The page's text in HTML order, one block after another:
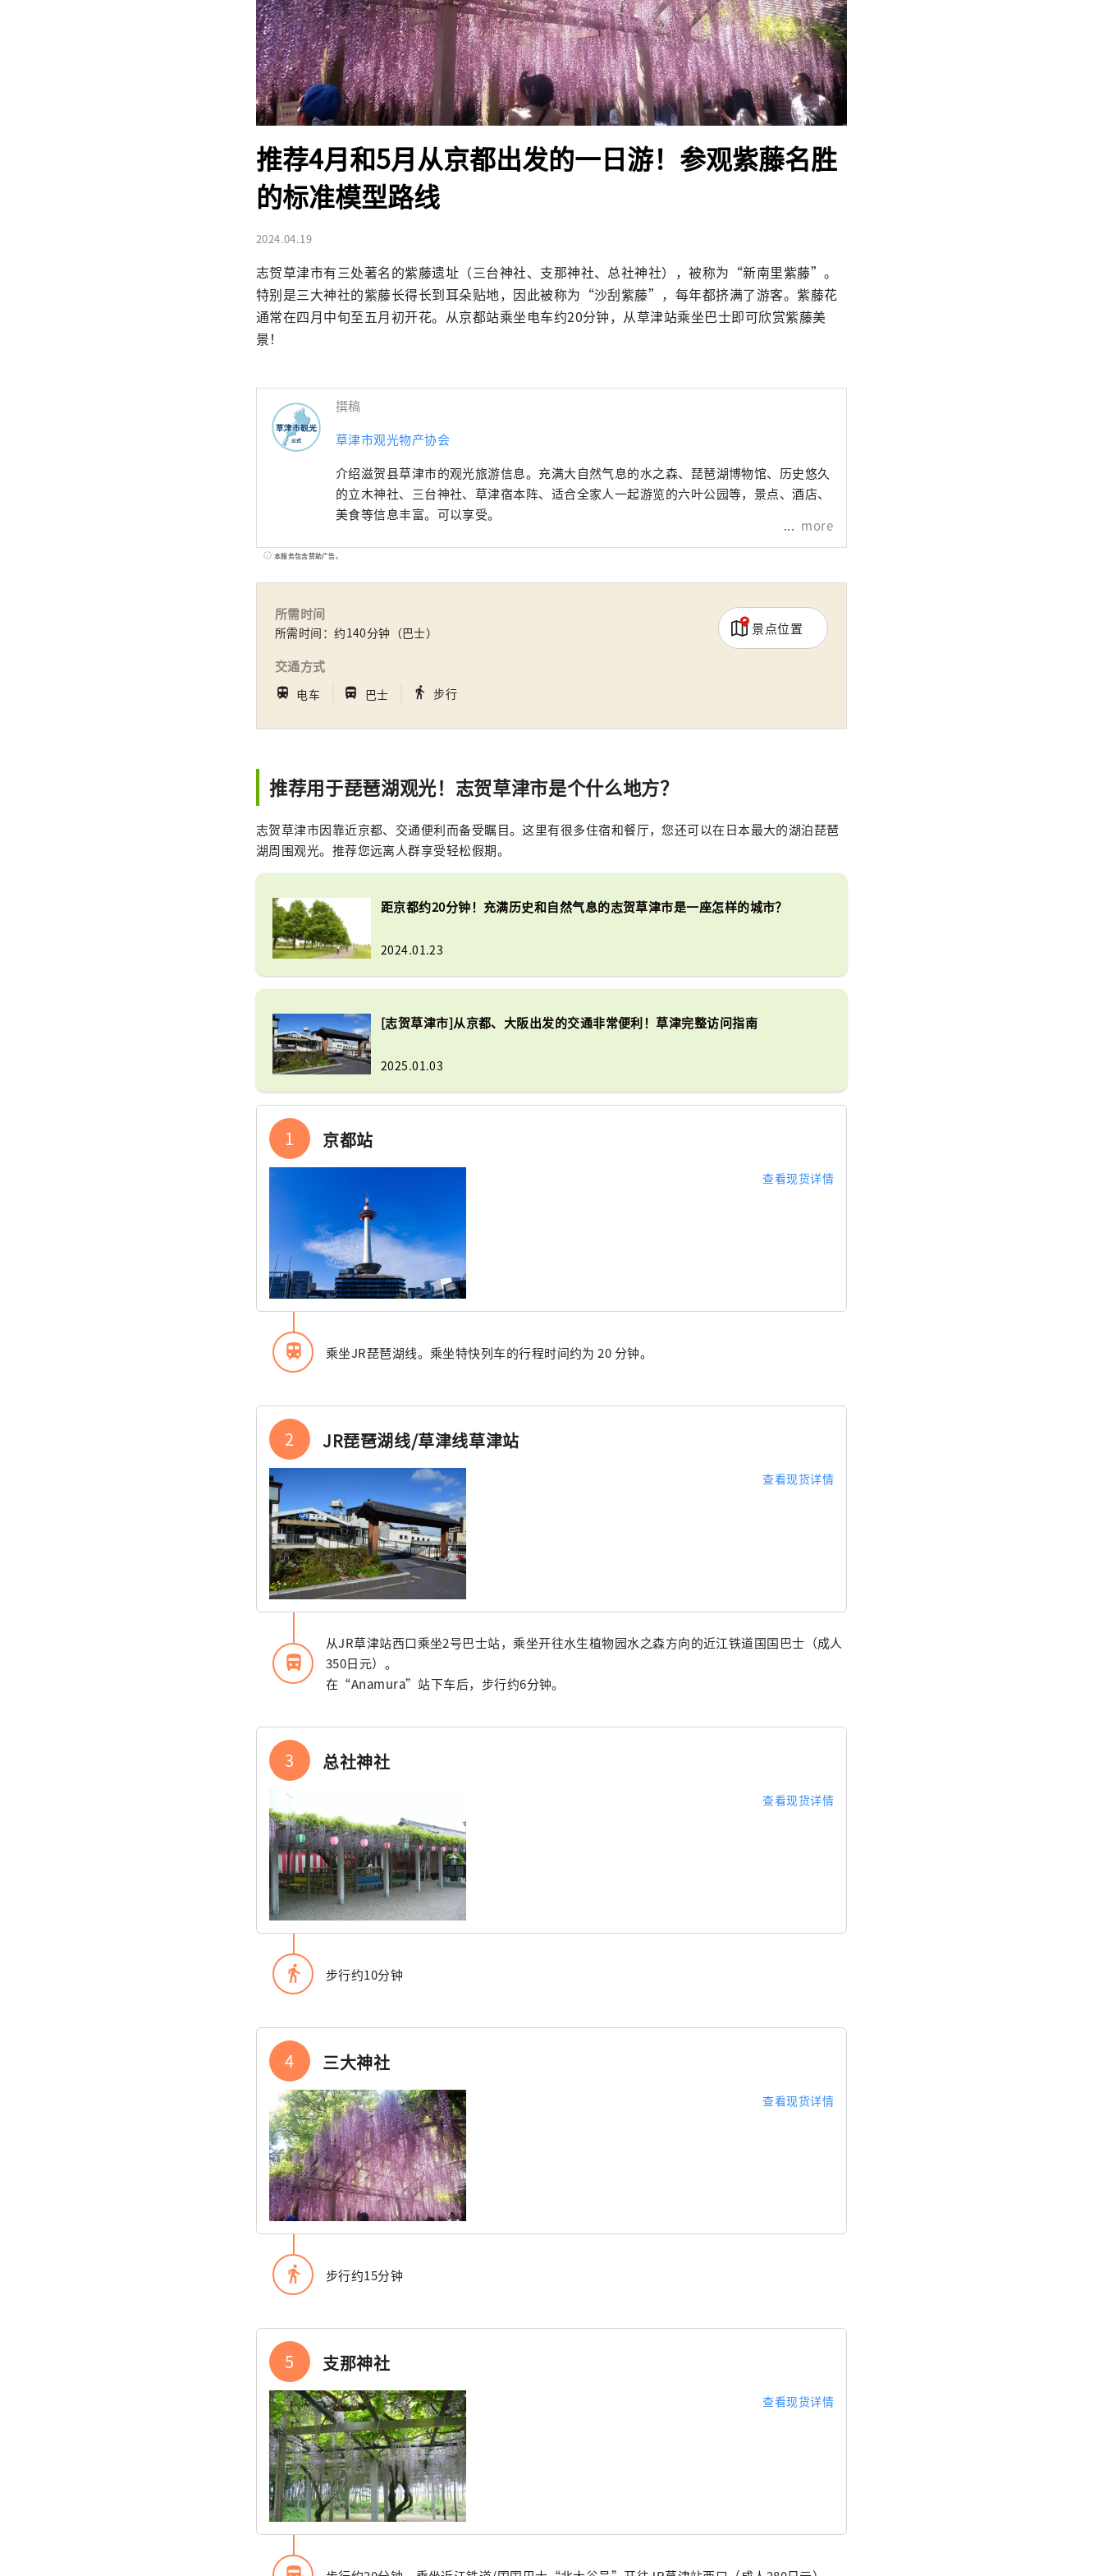
推荐4月和5月从京都出发的一日游！参观紫藤名胜
的标准模型路线
2024.04.19
志贺草津市有三处著名的紫藤遗址（三台神社、支那神社、总社神社），被称为“新南里紫藤”。
特别是三大神社的紫藤长得长到耳朵贴地，因此被称为“沙刮紫藤”，每年都挤满了游客。紫藤花
通常在四月中旬至五月初开花。从京都站乘坐电车约20分钟，从草津站乘坐巴士即可欣赏紫藤美
景！
撰稿
草津市观光物产协会
介绍滋贺县草津市的观光旅游信息。充满大自然气息的水之森、琵琶湖博物馆、历史悠久
的立木神社、三台神社、草津宿本阵、适合全家人一起游览的六叶公园等，景点、酒店、
美食等信息丰富。可以享受。
more
本服务包含赞助广告。
所需时间
所需时间：约140分钟（巴士）
交通方式
train 电车 directions_bus_filled 巴士 directions_walk 步行
景点位置
推荐用于琵琶湖观光！志贺草津市是个什么地方？
志贺草津市因靠近京都、交通便利而备受瞩目。这里有很多住宿和餐厅，您还可以在日本最大的湖泊琵琶
湖周围观光。推荐您远离人群享受轻松假期。
距京都约20分钟！充满历史和自然气息的志贺草津市是一座怎样的城市？
2024.01.23
[志贺草津市]从京都、大阪出发的交通非常便利！草津完整访问指南
2025.01.03
1 京都站
查看现货详情
train 乘坐JR琵琶湖线。乘坐特快列车的行程时间约为 20 分钟。
2 JR琵琶湖线/草津线草津站
查看现货详情
directions_bus_filled
从JR草津站西口乘坐2号巴士站，乘坐开往水生植物园水之森方向的近江铁道国国巴士（成人
350日元）。
在“Anamura”站下车后，步行约6分钟。
3 总社神社
查看现货详情
directions_walk 步行约10分钟
4 三大神社
查看现货详情
directions_walk 步行约15分钟
5 支那神社
查看现货详情